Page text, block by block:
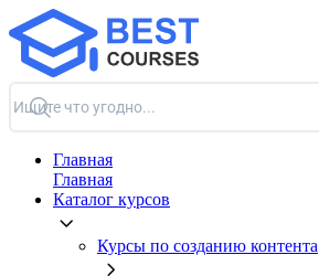
Главная
Главная
Каталог курсов
Курсы по созданию контента